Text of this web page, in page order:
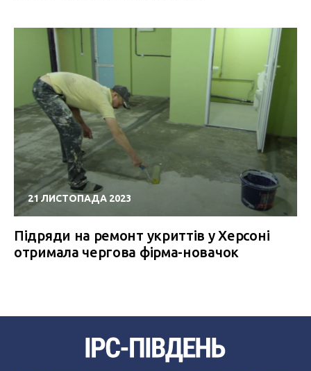
21 ЛИСТОПАДА 2023
Підряди на ремонт укриттів у Херсоні
отримала чергова фірма-новачок